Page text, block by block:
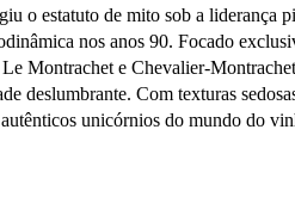
o estatuto de mito sob a liderança
nos anos 90. Focado
Montrachet e Chevalier-
deslumbrante. Com texturas
unicórnios do mundo do